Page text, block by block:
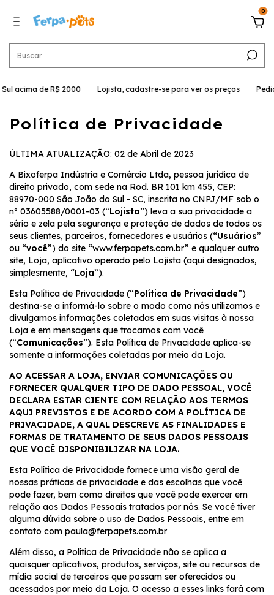
0
de R$ 2000 Lojista, cadastre-se para ver os preços Pedido
Política de Privacidade
ÚLTIMA ATUALIZAÇÃO: 02 de Abril de 2023
A Bixoferpa Indústria e Comércio Ltda, pessoa jurídica de
direito privado, com sede na Rod. BR 101 km 455, CEP:
88970-000 São João do Sul - SC, inscrita no CNPJ/MF sob o
nº 03605588/0001-03 (“Lojista”) leva a sua privacidade a
sério e zela pela segurança e proteção de dados de todos os
seus clientes, parceiros, fornecedores e usuários (“Usuários”
ou “você”) do site “www.ferpapets.com.br” e qualquer outro
site, Loja, aplicativo operado pelo Lojista (aqui designados,
simplesmente, “Loja”).
Esta Política de Privacidade (“Política de Privacidade”)
destina-se a informá-lo sobre o modo como nós utilizamos e
divulgamos informações coletadas em suas visitas à nossa
Loja e em mensagens que trocamos com você
(“Comunicações”). Esta Política de Privacidade aplica-se
somente a informações coletadas por meio da Loja.
AO ACESSAR A LOJA, ENVIAR COMUNICAÇÕES OU
FORNECER QUALQUER TIPO DE DADO PESSOAL, VOCÊ
DECLARA ESTAR CIENTE COM RELAÇÃO AOS TERMOS
AQUI PREVISTOS E DE ACORDO COM A POLÍTICA DE
PRIVACIDADE, A QUAL DESCREVE AS FINALIDADES E
FORMAS DE TRATAMENTO DE SEUS DADOS PESSOAIS
QUE VOCÊ DISPONIBILIZAR NA LOJA.
Esta Política de Privacidade fornece uma visão geral de
nossas práticas de privacidade e das escolhas que você
pode fazer, bem como direitos que você pode exercer em
relação aos Dados Pessoais tratados por nós. Se você tiver
alguma dúvida sobre o uso de Dados Pessoais, entre em
contato com paula@ferpapets.com.br
Além disso, a Política de Privacidade não se aplica a
quaisquer aplicativos, produtos, serviços, site ou recursos de
mídia social de terceiros que possam ser oferecidos ou
acessados por meio da Loja. O acesso a esses links fará com